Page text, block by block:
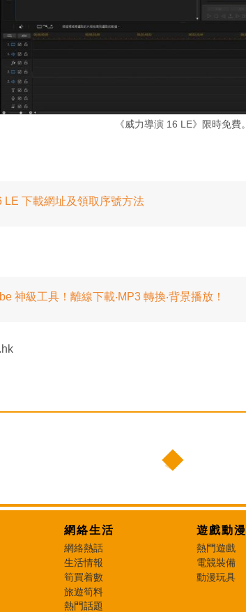
《威力導演 16 LE》限時免費。
LE 下載網址及領取序號方法
神級工具！離線下載‧MP3 轉換‧背景播放！
網絡生活
網絡熱話
生活情報
筍買着數
旅遊筍料
熱門話題
遊戲動漫
熱門遊戲
電競裝備
動漫玩具